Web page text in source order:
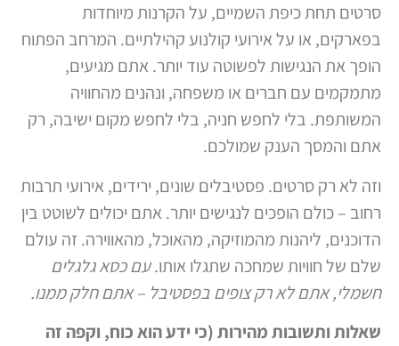
סרטים תחת כיפת השמיים, על הקרנות מיוחדות
בפארקים, או על אירועי קולנוע קהילתיים. המרחב הפתוח
הופך את הנגישות לפשוטה עוד יותר. אתם מגיעים,
מתמקמים עם חברים או משפחה, ונהנים מהחוויה
המשותפת. בלי לחפש חניה, בלי לחפש מקום ישיבה, רק
אתם והמסך הענק שמולכם.
וזה לא רק סרטים. פסטיבלים שונים, ירידים, אירועי תרבות
רחוב – כולם הופכים לנגישים יותר. אתם יכולים לשוטט בין
הדוכנים, ליהנות מהמוזיקה, מהאוכל, מהאווירה. זה עולם
שלם של חוויות שמחכה שתגלו אותו.עם כסא גלגלים
חשמלי, אתם לא רק צופים בפסטיבל – אתם חלק ממנו.
שאלות ותשובות מהירות (כי ידע הוא כוח, וקפה זה